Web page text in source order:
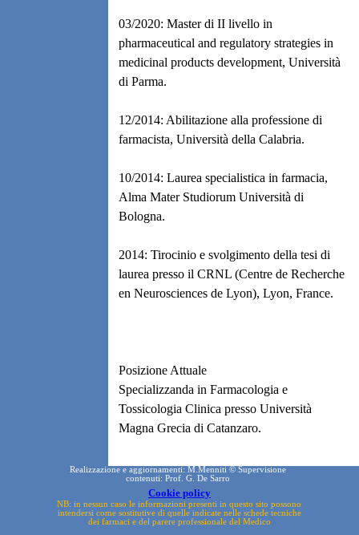
03/2020: Master di II livello in
pharmaceutical and regulatory strategies in
medicinal products development, Università
di Parma.
12/2014: Abilitazione alla professione di
farmacista, Università della Calabria.
10/2014: Laurea specialistica in farmacia,
Alma Mater Studiorum Università di
Bologna.
2014: Tirocinio e svolgimento della tesi di
laurea presso il CRNL (Centre de Recherche
en Neurosciences de Lyon), Lyon, France.
Posizione Attuale
Specializzanda in Farmacologia e
Tossicologia Clinica presso Università
Magna Grecia di Catanzaro.
Realizzazione e aggiornamenti: M.Menniti © Supervisione
contenuti: Prof. G. De Sarro
NB: in nessun caso le informazioni presenti in questo sito possono
intendersi come sostitutive di quelle indicate nelle schede tecniche
dei farmaci e del parere professionale del Medico
Cookie policy